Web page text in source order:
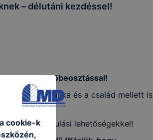
– délutáni kezdéssel!
időbeosztással!
– így a munka és a család mellett is
tanulási lehetőségekkel!
cookie-k